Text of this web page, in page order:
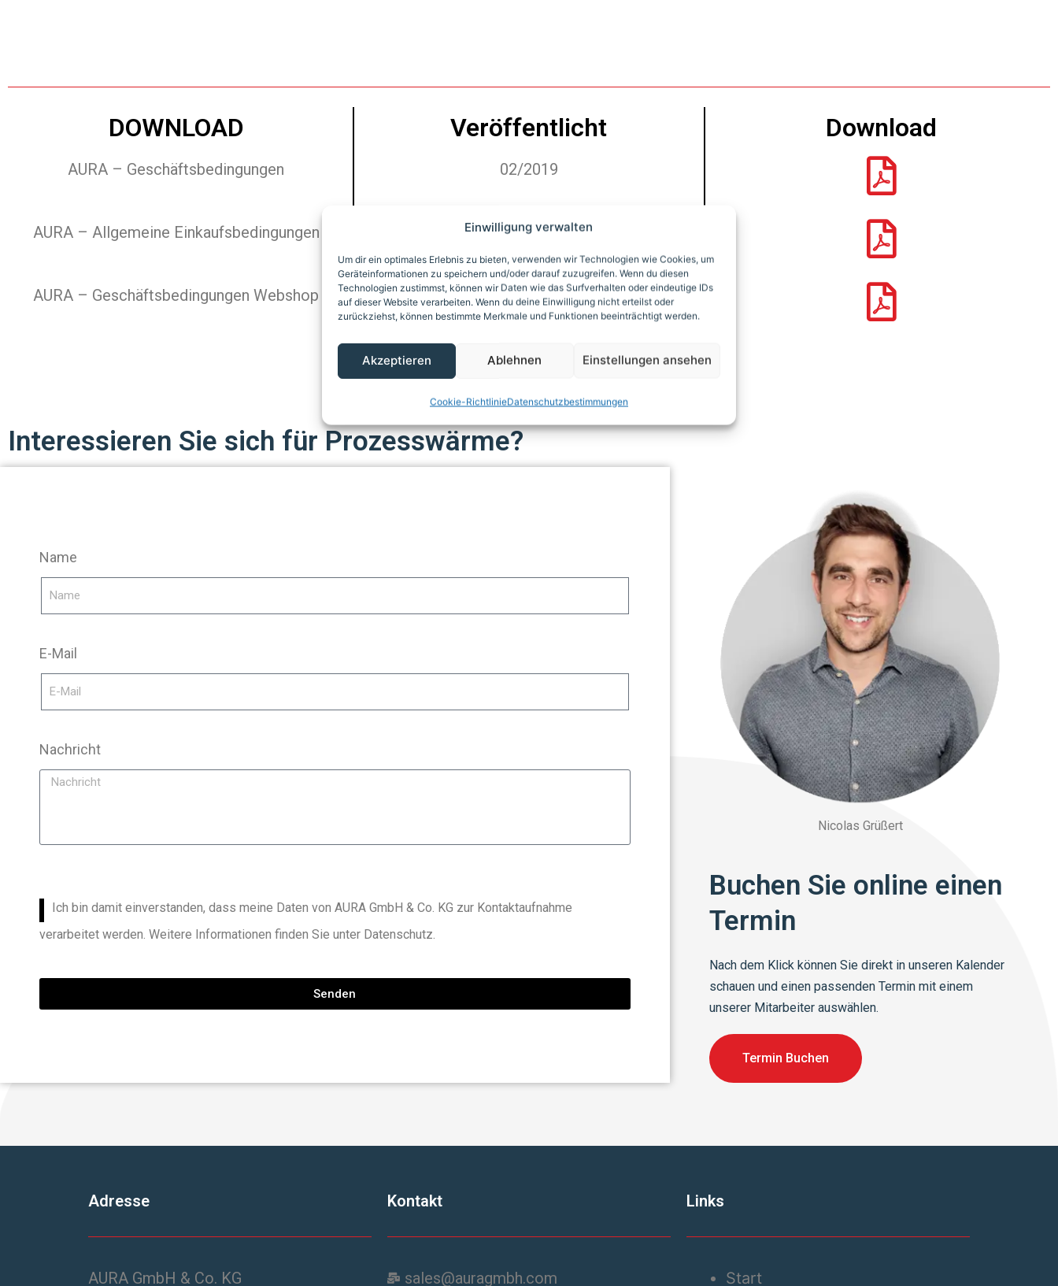
Einwilligung verwalten
Um dir ein optimales Erlebnis zu bieten, verwenden wir Technologien wie Cookies, um
Geräteinformationen zu speichern und/oder darauf zuzugreifen. Wenn du diesen
Technologien zustimmst, können wir Daten wie das Surfverhalten oder eindeutige IDs
auf dieser Website verarbeiten. Wenn du deine Einwilligung nicht erteilst oder
zurückziehst, können bestimmte Merkmale und Funktionen beeinträchtigt werden.
Akzeptieren Ablehnen Einstellungen ansehen
Cookie-RichtlinieDatenschutzbestimmungen
DOWNLOAD Veröffentlicht Download
AURA – Geschäftsbedingungen 02/2019
AURA – Allgemeine Einkaufsbedingungen 02/2019
AURA – Geschäftsbedingungen Webshop 02/2026
Interessieren Sie sich für Prozesswärme?
Name
E-Mail
Nachricht
Ich bin damit einverstanden, dass meine Daten von AURA GmbH & Co. KG zur Kontaktaufnahme
verarbeitet werden. Weitere Informationen finden Sie unter Datenschutz.
Senden
Nicolas Grüßert
Buchen Sie online einen
Termin
Nach dem Klick können Sie direkt in unseren Kalender
schauen und einen passenden Termin mit einem
unserer Mitarbeiter auswählen.
Termin Buchen
Adresse
AURA GmbH & Co. KG
Kontakt
sales@auragmbh.com
Links
Start